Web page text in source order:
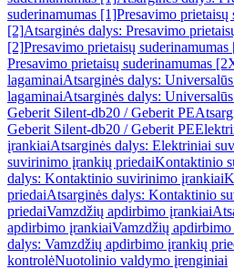
suderinamumas [1]Presavimo prietaisų
[2]Atsarginės dalys: Presavimo
[2]Presavimo prietaisų
Presavimo prietaisų suderinamumas
lagaminaiAtsarginės dalys:
lagaminaiAtsarginės dalys:
Geberit Silent-db20 / Geberit PE
Geberit Silent-db20 / Geberit PE
įrankiaiAtsarginės dalys: Elektriniai
suvirinimo įrankių priedaiKontaktinio
dalys: Kontaktinio suvirinimo įrankiai
priedaiAtsarginės dalys: Kontaktinio
priedaiVamzdžių apdirbimo įrankiai
apdirbimo įrankiaiVamzdžių
dalys: Vamzdžių apdirbimo įrankių
kontrolėNuotolinio valdymo įrenginiai